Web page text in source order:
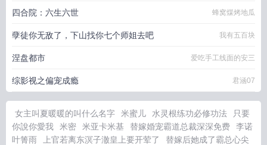
四合院：六生六世 蜂窝煤烤地瓜
孽徒你无敌了，下山找你七个师姐去吧 我有五百块
涅盘都市 爱吃手工线面的安三
综影视之偏宠成瘾 君涵07
女主叫夏暖暖的叫什么名字 米蜜儿 水灵根练功必修功法
只要
你說你愛我
米密 米亚卡米基 替嫁婚宠霸道总裁深深免费
李诺
叶箐雨
上官若离东溟子澈皇上要开荤了
替嫁后她成了霸总心尖